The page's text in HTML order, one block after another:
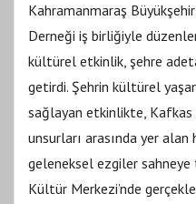
Kahramanmaraş
Derneği iş birliğiyle
kültürel etkinlik, şehre
getirdi. Şehrin kültürel
sağlayan etkinlikte,
unsurları arasında yer alan
geleneksel ezgiler sahneye
Kültür Merkezi’nde